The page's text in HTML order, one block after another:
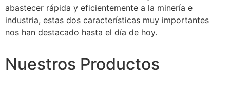
abastecer rápida y eficientemente a la minería e
industria, estas dos características muy importantes
nos han destacado hasta el día de hoy.
Nuestros Productos